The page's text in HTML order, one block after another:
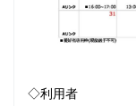
◇利用者